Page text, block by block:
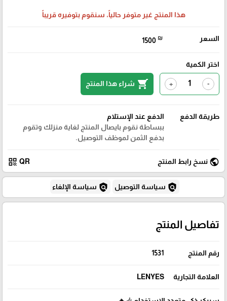
هذا المنتج غير متوفر حالياً، سنقوم بتوفيره قريباً
السعر 1500 ₪
اختر الكمية
-
+
shopping_cart شراء هذا المنتج
طريقة الدفع
الدفع عند الإستلام
ببساطة نقوم بايصال المنتج لغاية منزلك وتقوم
بدفع الثمن لموظف التوصيل.
public نسخ رابط المنتج QR
qr_code
policy سياسة التوصيل policy سياسة الإلغاء
تفاصيل المنتج
رقم المنتج 1531
العلامة التجارية LENYES